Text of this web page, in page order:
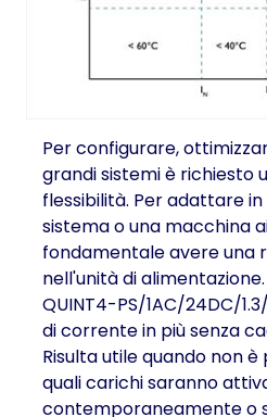
Per configurare,
grandi sistemi è richiesto
flessibilità. Per adattare
sistema o una macchina
fondamentale avere una
nell'unità di
QUINT4-PS/1AC/24DC/
di corrente in più senza
Risulta utile quando non
quali carichi saranno
contemporaneamente o